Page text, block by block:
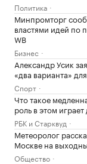
Политика
Минпромторг
властями идей по
WB
Бизнес
Александр Усик
«два варианта»
Спорт
Что такое
роль в этом
РБК и Старквуд
Метеоролог
Москве на
Общество